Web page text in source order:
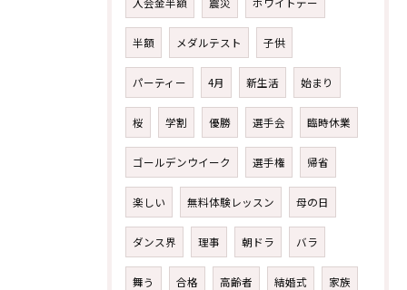
半額 メダルテスト 子供
パーティー 4月 新生活 始まり
桜 学割 優勝 選手会 臨時休業
ゴールデンウイーク 選手権 帰省
楽しい 無料体験レッスン 母の日
ダンス界 理事 朝ドラ バラ
舞う 合格 高齢者 結婚式 家族